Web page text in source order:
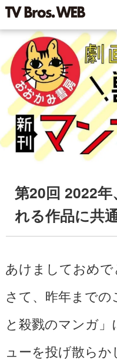
第20回 2022
れる作品に共
あけましておめで
さて、昨年まで
と殺戮のマンガ
ューを投げ散らか